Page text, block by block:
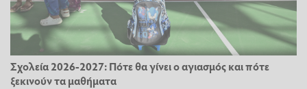
Σχολεία 2026-2027: Πότε θα γίνει ο αγιασμός και πότε
ξεκινούν τα μαθήματα